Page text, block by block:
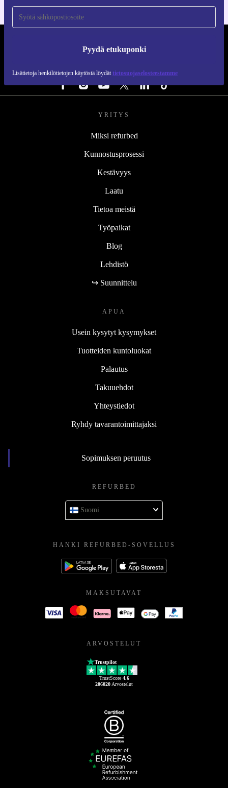
Pyydä etukuponki
Lisätietoja henkilötietojen käytöstä löydät tietosuojaselosteestamme
YRITYS
Miksi refurbed
Kunnostusprosessi
Kestävyys
Laatu
Tietoa meistä
Työpaikat
Blog
Lehdistö
↪ Suunnittelu
APUA
Usein kysytyt kysymykset
Tuotteiden kuntoluokat
Palautus
Takuuehdot
Yhteystiedot
Ryhdy tavarantoimittajaksi
Sopimuksen peruutus
REFURBED
Suomi
HANKI REFURBED-SOVELLUS
MAKSUTAVAT
ARVOSTELUT
Trustpilot
TrustScore 4.6
206020 Arvostelut